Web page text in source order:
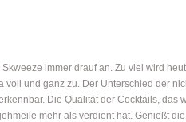
immer drauf an. Zu viel wird
voll und ganz zu. Der Unterschied der
Die Qualität der Cocktails,
mehr als verdient hat. Genießt